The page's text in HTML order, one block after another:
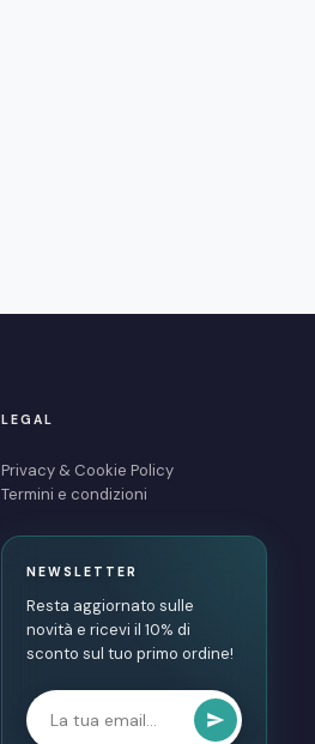
LEGAL
Privacy & Cookie Policy
Termini e condizioni
NEWSLETTER
Resta aggiornato sulle
novità e ricevi il 10% di
sconto sul tuo primo ordine!